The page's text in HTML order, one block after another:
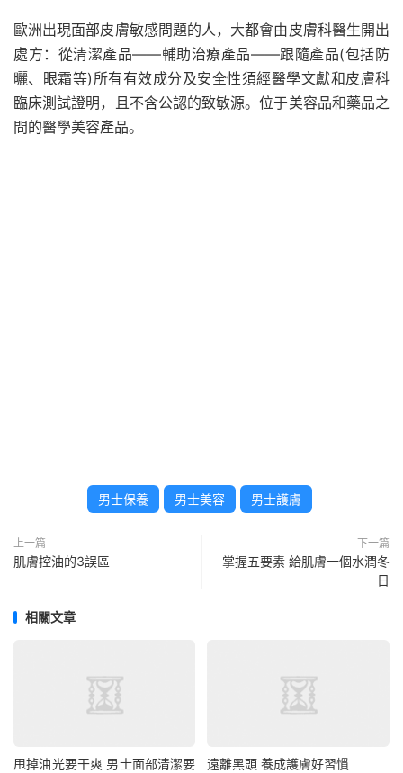
歐洲出現面部皮膚敏感問題的人，大都會由皮膚科醫生開出
處方：從清潔產品——輔助治療產品——跟隨產品(包括防
曬、眼霜等)所有有效成分及安全性須經醫學文獻和皮膚科
臨床測試證明，且不含公認的致敏源。位于美容品和藥品之
間的醫學美容產品。
男士保養 男士美容 男士護膚
上一篇
肌膚控油的3誤區
下一篇
掌握五要素 給肌膚一個水潤冬
日
相關文章
甩掉油光要干爽 男士面部清潔要
遠離黑頭 養成護膚好習慣